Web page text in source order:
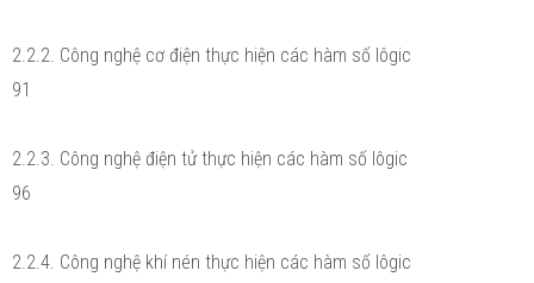
2.2.2. Công nghệ cơ điện thực hiện các hàm số lôgic
91
2.2.3. Công nghệ điện tử thực hiện các hàm số lôgic
96
2.2.4. Công nghệ khí nén thực hiện các hàm số lôgic